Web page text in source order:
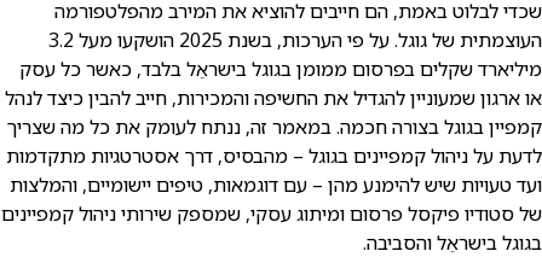
שכדי לבלוט באמת, הם חייבים להוציא את המירב מהפלטפורמה
העוצמתית של גוגל. על פי הערכות, בשנת 2025 הושקעו מעל 3.2
מיליארד שקלים בפרסום ממומן בגוגל בישראֵל בלבד, כאשר כל עסק
או ארגון שמעוניין להגדיל את החשיפה והמכירות, חייב להבין כיצד לנהל
קמפיין בגוגל בצורה חכמה. במאמר זה, ננתח לעומק את כל מה שצריך
לדעת על ניהול קמפיינים בגוגל – מהבסיס, דרך אסטרטגיות מתקדמות
ועד טעויות שיש להימנע מהן – עם דוגמאות, טיפים יישומיים, והמלצות
של סטודיו פיקסל פרסום ומיתוג עסקי, שמספק שירותי ניהול קמפיינים
בגוגל בישראֵל והסביבה.